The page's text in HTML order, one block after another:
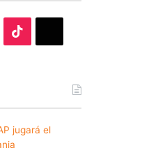
jugará el